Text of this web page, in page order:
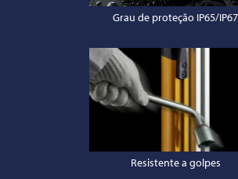
Grau de proteção IP65/IP67
Resistente a golpes